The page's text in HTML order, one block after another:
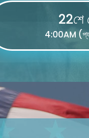
22শে
4:00AM